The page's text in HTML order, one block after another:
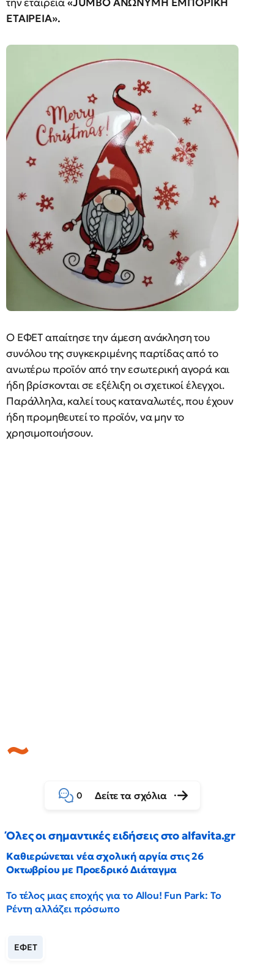
ΕΤΑΙΡΕΙΑ».
Ο ΕΦΕΤ απαίτησε την άμεση ανάκληση του
συνόλου της συγκεκριμένης παρτίδας από το
ανωτέρω προϊόν από την εσωτερική αγορά και
ήδη βρίσκονται σε εξέλιξη οι σχετικοί έλεγχοι.
Παράλληλα, καλεί τους καταναλωτές, που έχουν
ήδη προμηθευτεί το προϊόν, να μην το
χρησιμοποιήσουν.
0 Δείτε τα σχόλια
Όλες οι σημαντικές ειδήσεις στο alfavita.gr
Καθιερώνεται νέα σχολική αργία στις 26
Οκτωβρίου με Προεδρικό Διάταγμα
Το τέλος μιας εποχής για το Allou! Fun Park: Το
Ρέντη αλλάζει πρόσωπο
ΕΦΕΤ